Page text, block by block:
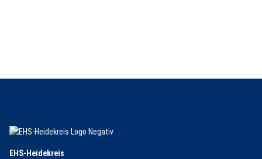
EHS-Heidekreis